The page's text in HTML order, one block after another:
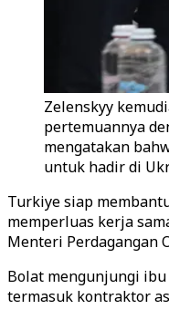
Zelenskyy
pertemuannya
mengatakan
untuk hadir di
Turkiye siap
memperluas kerja
Menteri Perdagangan
Bolat mengunjungi ibu
termasuk kontraktor